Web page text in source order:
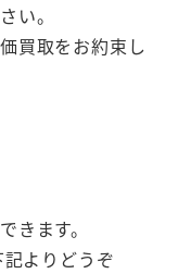
い。
買取をお約束し
きます。
よりどうぞ